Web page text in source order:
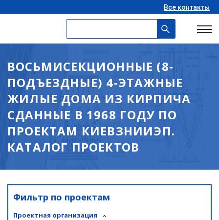
Все контакты
ВОСЬМИСЕКЦИОННЫЕ (8-
ПОДЪЕЗДНЫЕ) 4-ЭТАЖНЫЕ
ЖИЛЫЕ ДОМА ИЗ КИРПИЧА
СДАННЫЕ В 1968 ГОДУ ПО
ПРОЕКТАМ КИЕВЗНИИЭП.
КАТАЛОГ ПРОЕКТОВ
Фильтр по проектам
Проектная организация